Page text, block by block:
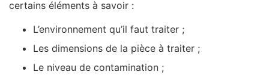
certains éléments à savoir :
L’environnement qu’il faut traiter ;
Les dimensions de la pièce à traiter ;
Le niveau de contamination ;